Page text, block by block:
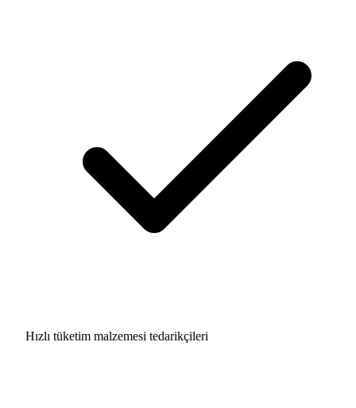
Hızlı tüketim malzemesi tedarikçileri